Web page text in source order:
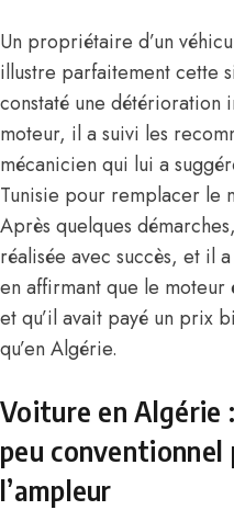
Un propriétaire d’un
illustre parfaitement cette
constaté une détérioration
moteur, il a suivi les
mécanicien qui lui a
Tunisie pour remplacer le
Après quelques
réalisée avec succès, et il
en affirmant que le moteur
et qu’il avait payé un prix
qu’en Algérie.
Voiture en Algérie
peu conventionnel
l’ampleur